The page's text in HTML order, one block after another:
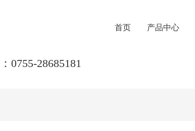
首页 产品中心
0755-28685181